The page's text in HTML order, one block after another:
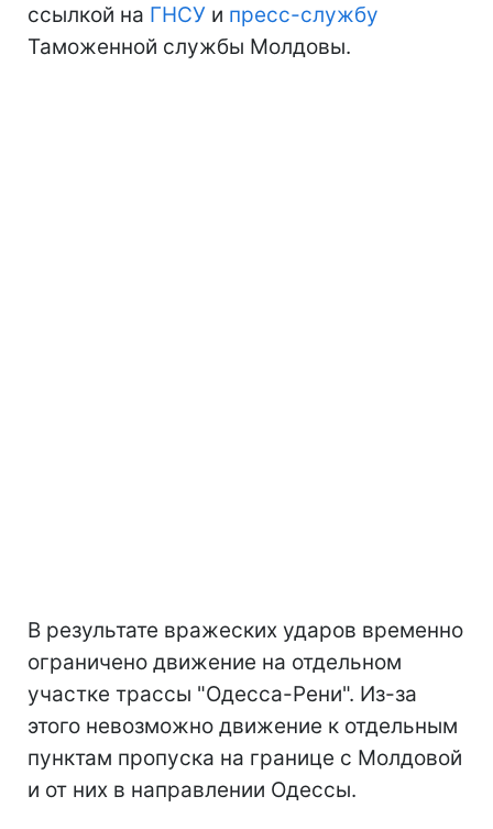
ссылкой на ГНСУ и пресс-службу
Таможенной службы Молдовы.
В результате вражеских ударов временно
ограничено движение на отдельном
участке трассы "Одесса-Рени". Из-за
этого невозможно движение к отдельным
пунктам пропуска на границе с Молдовой
и от них в направлении Одессы.